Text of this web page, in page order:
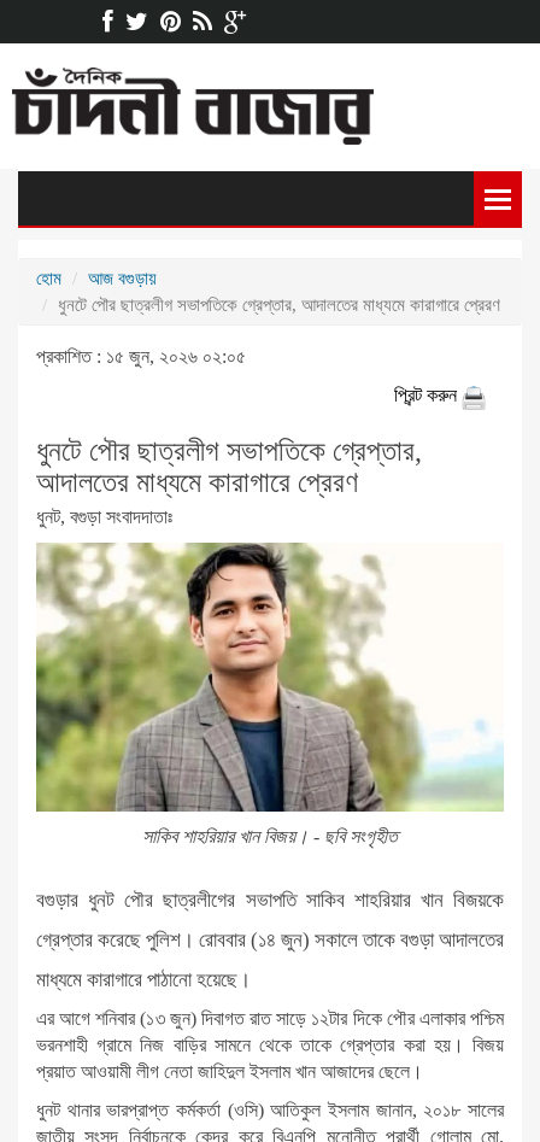
হোম
আজ বগুড়ায়
ধুনটে পৌর ছাত্রলীগ সভাপতিকে গ্রেপ্তার, আদালতের মাধ্যমে কারাগারে প্রেরণ
প্রকাশিত : ১৫ জুন, ২০২৬ ০২:০৫
প্রিন্ট করুন
ধুনটে পৌর ছাত্রলীগ সভাপতিকে গ্রেপ্তার,
আদালতের মাধ্যমে কারাগারে প্রেরণ
ধুনট, বগুড়া সংবাদদাতাঃ
সাকিব শাহরিয়ার খান বিজয়। - ছবি সংগৃহীত
বগুড়ার ধুনট পৌর ছাত্রলীগের সভাপতি সাকিব শাহরিয়ার খান বিজয়কে
গ্রেপ্তার করেছে পুলিশ। রোববার (১৪ জুন) সকালে তাকে বগুড়া আদালতের
মাধ্যমে কারাগারে পাঠানো হয়েছে।
এর আগে শনিবার (১৩ জুন) দিবাগত রাত সাড়ে ১২টার দিকে পৌর এলাকার পশ্চিম
ভরনশাহী গ্রামে নিজ বাড়ির সামনে থেকে তাকে গ্রেপ্তার করা হয়। বিজয়
প্রয়াত আওয়ামী লীগ নেতা জাহিদুল ইসলাম খান আজাদের ছেলে।
ধুনট থানার ভারপ্রাপ্ত কর্মকর্তা (ওসি) আতিকুল ইসলাম জানান, ২০১৮ সালের
জাতীয় সংসদ নির্বাচনকে কেন্দ্র করে বিএনপি মনোনীত প্রার্থী গোলাম মো.